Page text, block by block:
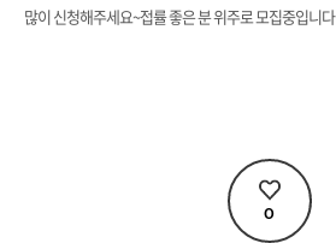
많이 신청해주세요~접률 좋은 분 위주로 모집중입니다
0